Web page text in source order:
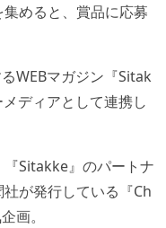
めると、賞品に応募
WEBマガジン『Sitak
ディアとして連携し
Sitakke』のパートナ
が発行している『Ch
画。